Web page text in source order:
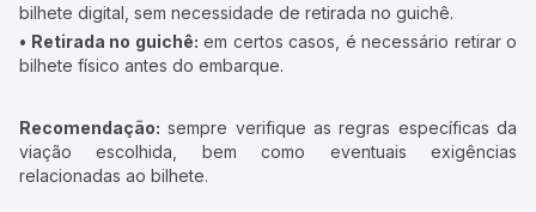
bilhete digital, sem necessidade de retirada no guichê.
• Retirada no guichê: em certos casos, é necessário retirar o
bilhete físico antes do embarque.
Recomendação: sempre verifique as regras específicas da
viação escolhida, bem como eventuais exigências
relacionadas ao bilhete.